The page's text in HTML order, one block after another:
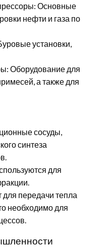
Основные
нефти и газа по
установки,
Оборудование для
а также для
сосуды,
синтеза
для
передачи тепла
необходимо для